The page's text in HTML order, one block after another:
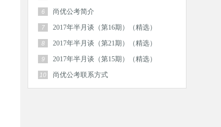
6 尚优公考简介
7 2017年半月谈（第16期）（精选）
8 2017年半月谈（第21期）（精选）
9 2017年半月谈（第15期）（精选）
10 尚优公考联系方式